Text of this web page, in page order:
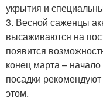
укрытия и
3. Весной саженцы
высаживаются на
появится
конец марта –
посадки рекомендуют
этом.